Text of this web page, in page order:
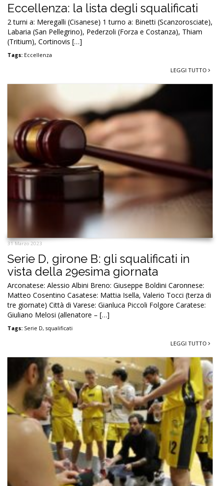
Eccellenza: la lista degli squalificati
2 turni a: Meregalli (Cisanese) 1 turno a: Binetti (Scanzorosciate),
Labaria (San Pellegrino), Pederzoli (Forza e Costanza), Thiam
(Tritium), Cortinovis […]
Tags: Eccellenza
LEGGI TUTTO
31 Marzo 2023
Serie D, girone B: gli squalificati in
vista della 29esima giornata
Arconatese: Alessio Albini Breno: Giuseppe Boldini Caronnese:
Matteo Cosentino Casatese: Mattia Isella, Valerio Tocci (terza di
tre giornate) Città di Varese: Gianluca Piccoli Folgore Caratese:
Giuliano Melosi (allenatore – […]
Tags: Serie D, squalificati
LEGGI TUTTO